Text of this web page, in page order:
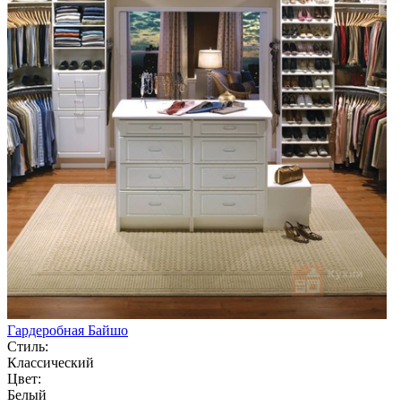
Гардеробная Байшо
Стиль:
Классический
Цвет:
Белый